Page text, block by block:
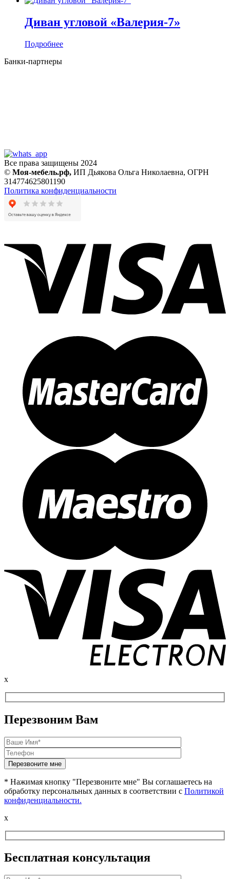
Диван угловой «Валерия-7»
Подробнее
Банки-партнеры
Все права защищены 2024
© Моя-мебель.рф, ИП Дьякова Ольга Николаевна, ОГРН
314774625801190
Политика конфиденциальности
x
Перезвоним Вам
* Нажимая кнопку "Перезвоните мне" Вы соглашаетесь на
обработку персональных данных в соответствии с Политикой
конфиденциальности.
x
Бесплатная консультация